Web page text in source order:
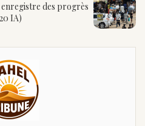
des progrès
IA)